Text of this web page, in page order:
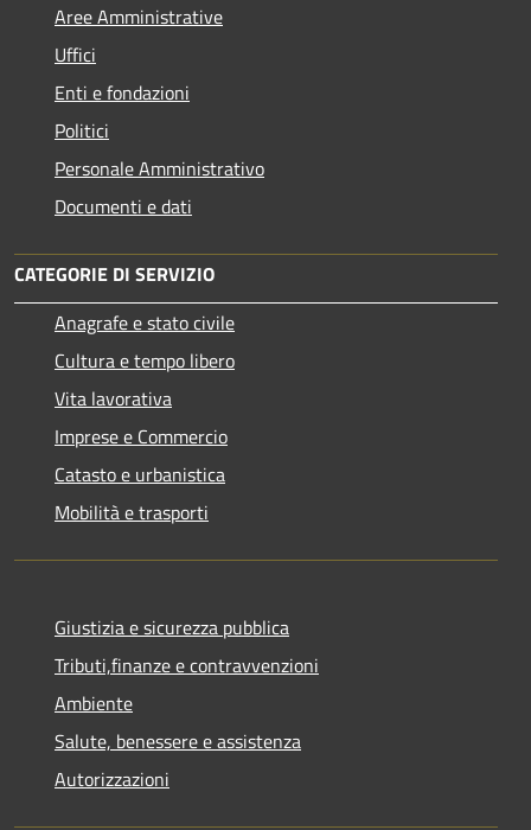
Aree Amministrative
Uffici
Enti e fondazioni
Politici
Personale Amministrativo
Documenti e dati
CATEGORIE DI SERVIZIO
Anagrafe e stato civile
Cultura e tempo libero
Vita lavorativa
Imprese e Commercio
Catasto e urbanistica
Mobilità e trasporti
Giustizia e sicurezza pubblica
Tributi,finanze e contravvenzioni
Ambiente
Salute, benessere e assistenza
Autorizzazioni